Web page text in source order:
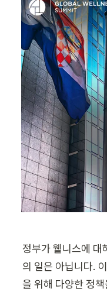
정부가 웰니스에 대
의 일은 아닙니다.
을 위해 다양한 정